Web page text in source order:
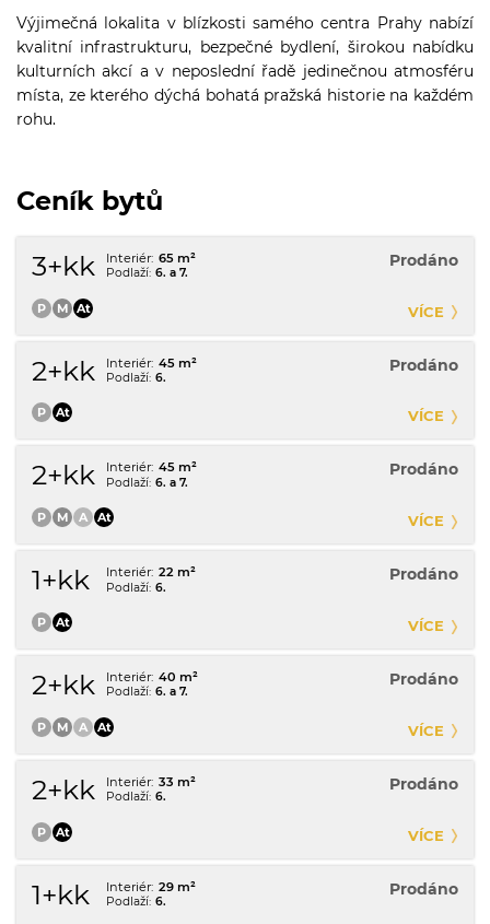
Výjimečná lokalita v blízkosti samého centra Prahy nabízí
kvalitní infrastrukturu, bezpečné bydlení, širokou nabídku
kulturních akcí a v neposlední řadě jedinečnou atmosféru
místa, ze kterého dýchá bohatá pražská historie na každém
rohu.
Ceník bytů
3+kk 65 m²
6. a 7.
Prodáno
VÍCE
2+kk 45 m²
6.
Prodáno
VÍCE
2+kk 45 m²
6. a 7.
Prodáno
VÍCE
1+kk 22 m²
6.
Prodáno
VÍCE
2+kk 40 m²
6. a 7.
Prodáno
VÍCE
2+kk 33 m²
6.
Prodáno
VÍCE
1+kk 29 m²
6.
Prodáno